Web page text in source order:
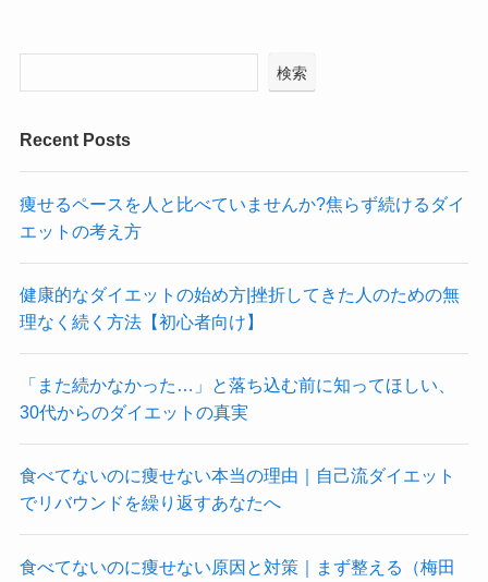
検索
Recent Posts
痩せるペースを人と比べていませんか?焦らず続けるダイ
エットの考え方
健康的なダイエットの始め方|挫折してきた人のための無
理なく続く方法【初心者向け】
「また続かなかった…」と落ち込む前に知ってほしい、
30代からのダイエットの真実
食べてないのに痩せない本当の理由｜自己流ダイエット
でリバウンドを繰り返すあなたへ
食べてないのに痩せない原因と対策｜まず整える（梅田